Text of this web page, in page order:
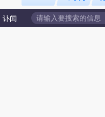
讣闻